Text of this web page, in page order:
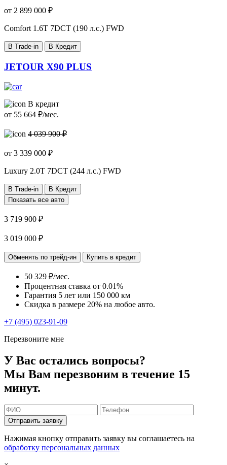
от 2 899 000 ₽
Comfort 1.6T 7DCT (190 л.с.) FWD
В Trade-in В Кредит
JETOUR X90 PLUS
В кредит
от 55 664 ₽/мес.
4 039 900 ₽
от 3 339 000 ₽
Luxury 2.0T 7DCT (244 л.с.) FWD
В Trade-in
В Кредит
Показать все авто
3 719 900 ₽
3 019 000 ₽
Обменять по трейд-ин Купить в кредит
50 329 ₽/мес.
Процентная ставка от 0.01%
Гарантия 5 лет или 150 000 км
Скидка в размере 20% на любое авто.
+7 (495) 023-91-09
Перезвоните мне
У Вас остались вопросы?
Мы Вам перезвоним в течение 15
минут.
Отправить заявку
Нажимая кнопку отправить заявку вы соглашаетесь на
обработку персональных данных